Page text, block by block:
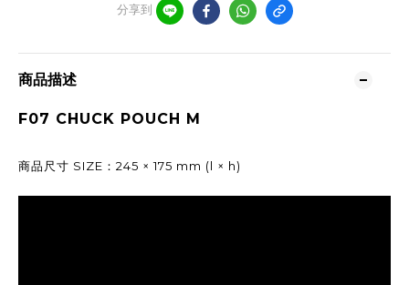
分享到
商品描述
F07 CHUCK POUCH M
商品尺寸 SIZE：245 × 175 mm (l × h)